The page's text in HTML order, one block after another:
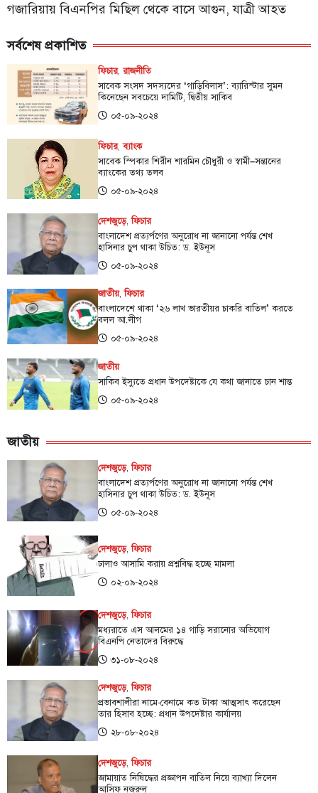
গজারিয়ায় বিএনপির মিছিল থেকে বাসে আগুন, যাত্রী আহত
সর্বশেষ প্রকাশিত
ফিচার,রাজনীতি
সাবেক সংসদ সদস্যদের ‘গাড়িবিলাস’: ব্যারিস্টার সুমন
কিনেছেন সবচেয়ে দামিটি, দ্বিতীয় সাকিব
০৫-০৯-২০২৪
ফিচার,ব্যাংক
সাবেক স্পিকার শিরীন শারমিন চৌধুরী ও স্বামী–সন্তানের
ব্যাংকের তথ্য তলব
০৫-০৯-২০২৪
দেশজুড়ে,ফিচার
বাংলাদেশ প্রত্যর্পণের অনুরোধ না জানানো পর্যন্ত শেখ
হাসিনার চুপ থাকা উচিত: ড. ইউনূস
০৫-০৯-২০২৪
জাতীয়,ফিচার
বাংলাদেশে থাকা ‌‘২৬ লাখ ভারতীয়র চাকরি বাতিল’ করতে
বলল আ.লীগ
০৫-০৯-২০২৪
জাতীয়
সাকিব ইস্যুতে প্রধান উপদেষ্টাকে যে কথা জানাতে চান শান্ত
০৫-০৯-২০২৪
জাতীয়
দেশজুড়ে,ফিচার
বাংলাদেশ প্রত্যর্পণের অনুরোধ না জানানো পর্যন্ত শেখ
হাসিনার চুপ থাকা উচিত: ড. ইউনূস
০৫-০৯-২০২৪
দেশজুড়ে,ফিচার
ঢালাও আসামি করায় প্রশ্নবিদ্ধ হচ্ছে মামলা
০২-০৯-২০২৪
দেশজুড়ে,ফিচার
মধ্যরাতে এস আলমের ১৪ গাড়ি সরানোর অভিযোগ
বিএনপি নেতাদের বিরুদ্ধে
৩১-০৮-২০২৪
দেশজুড়ে,ফিচার
প্রভাবশালীরা নামে-বেনামে কত টাকা আত্মসাৎ করেছেন
তার হিসাব হচ্ছে: প্রধান উপদেষ্টার কার্যালয়
২৮-০৮-২০২৪
দেশজুড়ে,ফিচার
জামায়াত নিষিদ্ধের প্রজ্ঞাপন বাতিল নিয়ে ব্যাখ্যা দিলেন
আসিফ নজরুল